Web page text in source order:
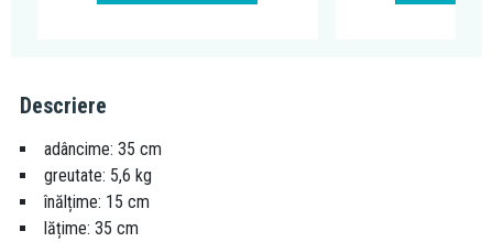
Descriere
adâncime: 35 cm
greutate: 5,6 kg
înălțime: 15 cm
lățime: 35 cm